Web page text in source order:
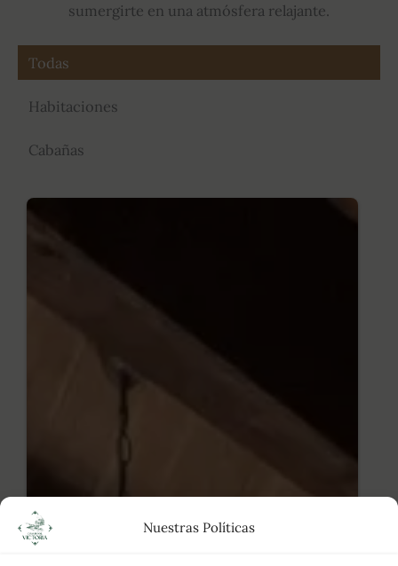
Nuestras Políticas
sumergirte en una atmósfera relajante.
Todas
Habitaciones
Cabañas